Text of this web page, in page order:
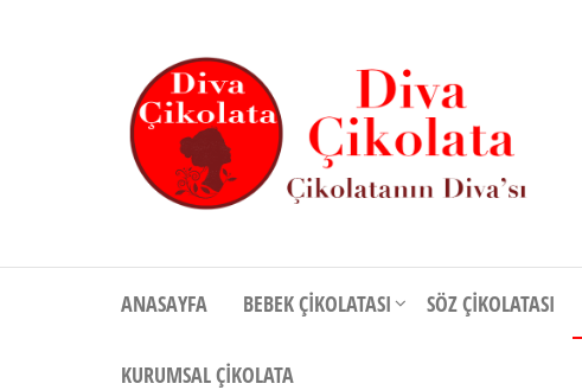
Çikolata
ANASAYFA BEBEK ÇIKOLATASI SÖZ ÇIKOLATASI
KURUMSAL ÇIKOLATA